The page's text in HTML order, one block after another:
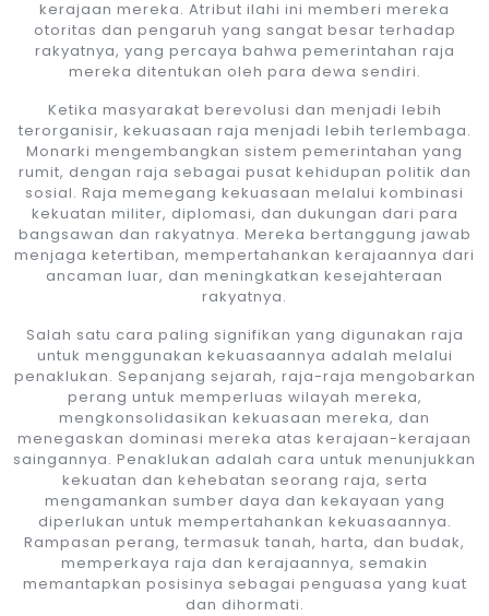
kerajaan mereka. Atribut ilahi ini memberi mereka
otoritas dan pengaruh yang sangat besar terhadap
rakyatnya, yang percaya bahwa pemerintahan raja
mereka ditentukan oleh para dewa sendiri.
Ketika masyarakat berevolusi dan menjadi lebih
terorganisir, kekuasaan raja menjadi lebih terlembaga.
Monarki mengembangkan sistem pemerintahan yang
rumit, dengan raja sebagai pusat kehidupan politik dan
sosial. Raja memegang kekuasaan melalui kombinasi
kekuatan militer, diplomasi, dan dukungan dari para
bangsawan dan rakyatnya. Mereka bertanggung jawab
menjaga ketertiban, mempertahankan kerajaannya dari
ancaman luar, dan meningkatkan kesejahteraan
rakyatnya.
Salah satu cara paling signifikan yang digunakan raja
untuk menggunakan kekuasaannya adalah melalui
penaklukan. Sepanjang sejarah, raja-raja mengobarkan
perang untuk memperluas wilayah mereka,
mengkonsolidasikan kekuasaan mereka, dan
menegaskan dominasi mereka atas kerajaan-kerajaan
saingannya. Penaklukan adalah cara untuk menunjukkan
kekuatan dan kehebatan seorang raja, serta
mengamankan sumber daya dan kekayaan yang
diperlukan untuk mempertahankan kekuasaannya.
Rampasan perang, termasuk tanah, harta, dan budak,
memperkaya raja dan kerajaannya, semakin
memantapkan posisinya sebagai penguasa yang kuat
dan dihormati.